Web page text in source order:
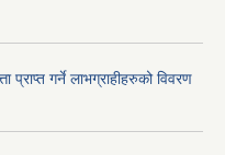
गर्ने लाभग्राहीहरुको विवरण